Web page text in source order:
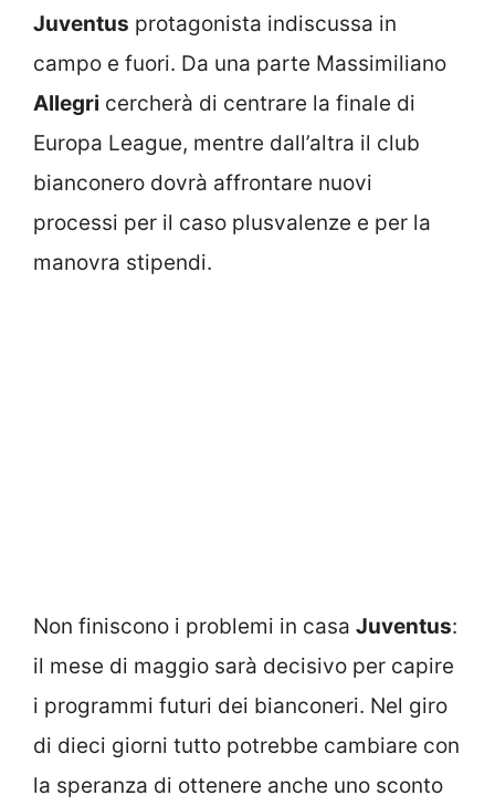
Juventus protagonista indiscussa in
campo e fuori. Da una parte Massimiliano
Allegri cercherà di centrare la finale di
Europa League, mentre dall’altra il club
bianconero dovrà affrontare nuovi
processi per il caso plusvalenze e per la
manovra stipendi.
Non finiscono i problemi in casa Juventus:
il mese di maggio sarà decisivo per capire
i programmi futuri dei bianconeri. Nel giro
di dieci giorni tutto potrebbe cambiare con
la speranza di ottenere anche uno sconto